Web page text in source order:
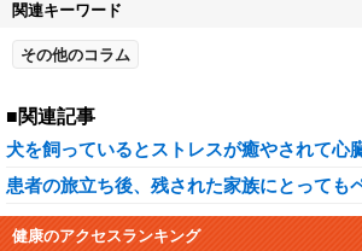
関連キーワード
その他のコラム
■関連記事
犬を飼っているとストレスが癒やされて心
患者の旅立ち後、残された家族にとっても
健康のアクセスランキング